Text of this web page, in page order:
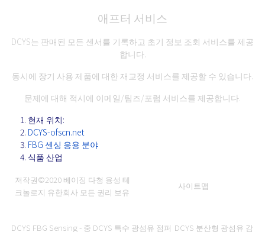
애프터 서비스
DCYS는 판매된 모든 센서를 기록하고 초기 정보 조회 서비스를 제공
합니다.
동시에 장기 사용 제품에 대한 재교정 서비스를 제공할 수 있습니다.
문제에 대해 적시에 이메일/팀즈/포럼 서비스를 제공합니다.
현재 위치:
DCYS-ofscn.net
FBG 센싱 응용 분야
식품 산업
저작권©2020 베이징 다청 융성 테
크놀로지 유한회사 모든 권리 보유
사이트맵
DCYS FBG Sensing - 중 DCYS 특수 광섬유 점퍼 DCYS 분산형 광섬유 감